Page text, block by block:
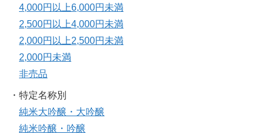
4,000円以上6,000円未満
2,500円以上4,000円未満
2,000円以上2,500円未満
2,000円未満
非売品
・特定名称別
純米大吟醸・大吟醸
純米吟醸・吟醸